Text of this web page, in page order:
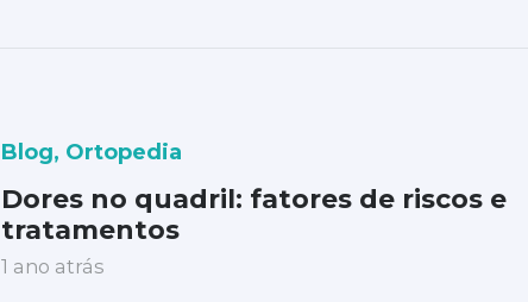
Blog, Ortopedia
Dores no quadril: fatores de riscos e
tratamentos
1 ano atrás